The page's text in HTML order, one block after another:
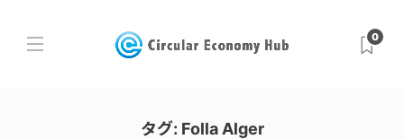
0
タグ: Folla Alger